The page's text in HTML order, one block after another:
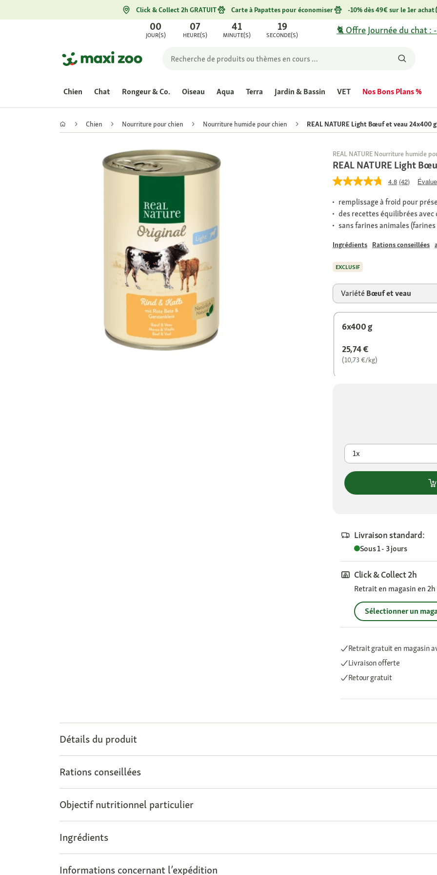
Click & Collect 2h GRATUIT Carte à Papattes pour économiser -10% dès 49€ sur le 1er achat
00
JOUR(S)
07
HEURE(S)
41
MINUTE(S)
19
SECONDE(S) 🐈 Offre Journée du chat
Chien Chat Rongeur & Co. Oiseau Aqua Terra Jardin & Bassin VET Nos Bons Plans %
Chien Nourriture pour chien Nourriture humide pour chien REAL NATURE Light Bœuf et veau 24x400 g
REAL NATURE Nourriture humide
REAL NATURE Light
4.8 (42)
remplissage à froid pour
des recettes équilibrées
sans farines animales (farines
Ingrédients Rations conseillées
EXCLUSIF
Variété Bœuf et veau
6x400 g
25,74 €
(10,73 €/kg)
1x
Livraison standard:
Sous 1 - 3 jours
Click & Collect 2h
Retrait en magasin en
Sélectionner un
Retrait gratuit en magasin
Livraison offerte
Retour gratuit
Détails du produit
Rations conseillées
Objectif nutritionnel particulier
Ingrédients
Informations concernant l’expédition